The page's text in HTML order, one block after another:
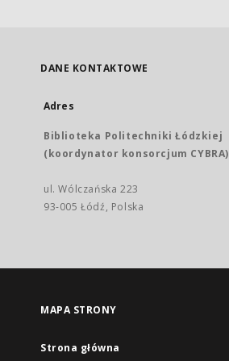
DANE KONTAKTOWE
Adres
Biblioteka Politechniki Łódzkiej
(koordynator konsorcjum CYBRA)
ul. Wólczańska 223
93-005 Łódź, Polska
MAPA STRONY
Strona główna